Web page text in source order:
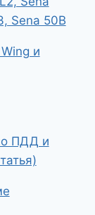
Sena 50B
и
ПДД и